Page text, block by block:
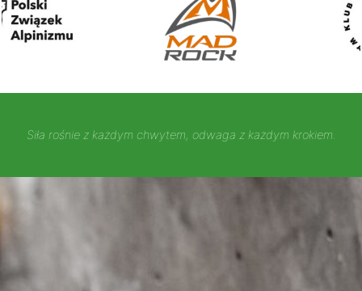
Siła rośnie z każdym chwytem, odwaga z każdym krokiem.